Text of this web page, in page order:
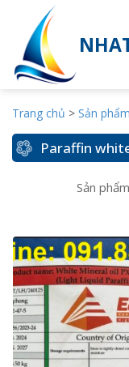
Trang chủ > Sản phẩm
Paraffin
Sản